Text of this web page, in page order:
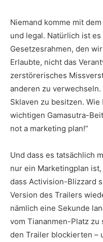
Niemand komme mit
und legal. Natürlich ist
Gesetzesrahmen, den
Erlaubte, nicht das
zerstörerisches
anderen zu verwechseln.
Sklaven zu besitzen.
wichtigen Gamasutra-
not a marketing plan!”
Und dass es tatsächlich
nur ein Marketingplan
dass Activision-Blizzard
Version des Trailers
nämlich eine Sekunde
vom Tiananmen-Platz
den Trailer blockierten –